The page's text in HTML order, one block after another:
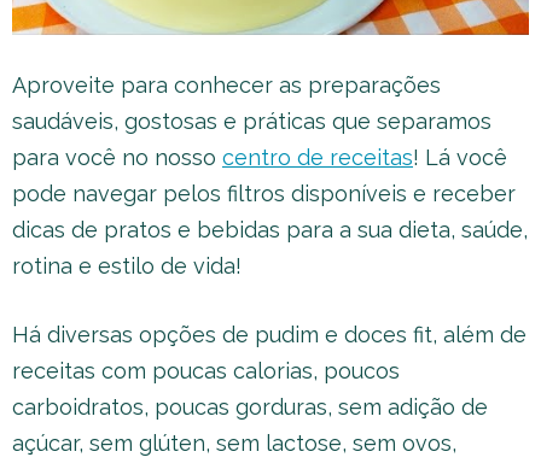
Aproveite para conhecer as preparações
saudáveis, gostosas e práticas que separamos
para você no nosso centro de receitas! Lá você
pode navegar pelos filtros disponíveis e receber
dicas de pratos e bebidas para a sua dieta, saúde,
rotina e estilo de vida!
Há diversas opções de pudim e doces fit, além de
receitas com poucas calorias, poucos
carboidratos, poucas gorduras, sem adição de
açúcar, sem glúten, sem lactose, sem ovos,